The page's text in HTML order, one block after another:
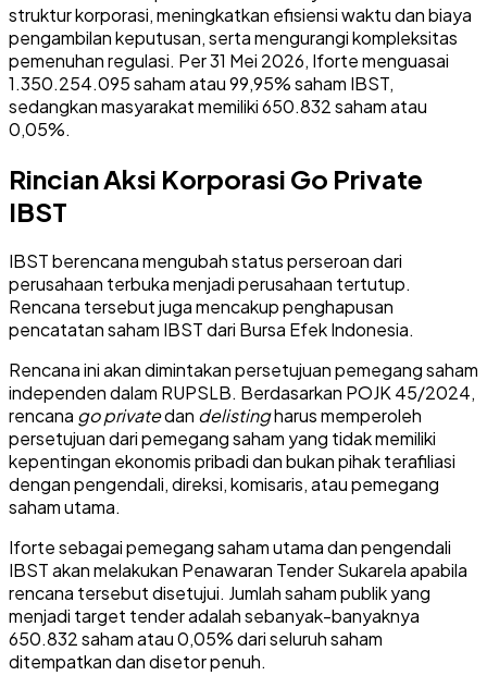
struktur korporasi, meningkatkan efisiensi waktu dan biaya
pengambilan keputusan, serta mengurangi kompleksitas
pemenuhan regulasi. Per 31 Mei 2026, Iforte menguasai
1.350.254.095 saham atau 99,95% saham IBST,
sedangkan masyarakat memiliki 650.832 saham atau
0,05%.
Rincian Aksi Korporasi Go Private
IBST
IBST berencana mengubah status perseroan dari
perusahaan terbuka menjadi perusahaan tertutup.
Rencana tersebut juga mencakup penghapusan
pencatatan saham IBST dari Bursa Efek Indonesia.
Rencana ini akan dimintakan persetujuan pemegang saham
independen dalam RUPSLB. Berdasarkan POJK 45/2024,
rencana go privatedan delistingharus memperoleh
persetujuan dari pemegang saham yang tidak memiliki
kepentingan ekonomis pribadi dan bukan pihak terafiliasi
dengan pengendali, direksi, komisaris, atau pemegang
saham utama.
Iforte sebagai pemegang saham utama dan pengendali
IBST akan melakukan Penawaran Tender Sukarela apabila
rencana tersebut disetujui. Jumlah saham publik yang
menjadi target tender adalah sebanyak-banyaknya
650.832 saham atau 0,05% dari seluruh saham
ditempatkan dan disetor penuh.